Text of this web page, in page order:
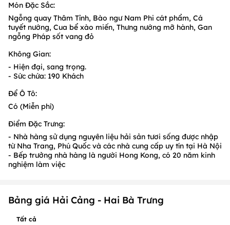
Món Đặc Sắc:
Ngỗng quay Thâm Tỉnh, Bào ngư Nam Phi cát phẩm, Cá
tuyết nướng, Cua bể xào miến, Thưng nướng mỡ hành, Gan
ngỗng Pháp sốt vang đỏ
Không Gian:
- Hiện đại, sang trọng.
- Sức chứa: 190 Khách
Để Ô Tô:
Có (Miễn phí)
Điểm Đặc Trưng:
- Nhà hàng sử dụng nguyên liệu hải sản tươi sống được nhập
từ Nha Trang, Phú Quốc và các nhà cung cấp uy tín tại Hà Nội
- Bếp trưởng nhà hàng là người Hong Kong, có 20 năm kinh
nghiệm làm việc
Bảng giá Hải Cảng - Hai Bà Trưng
Tất cả